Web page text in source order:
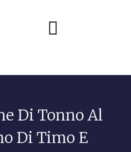
Di Tonno Al
Di Timo E